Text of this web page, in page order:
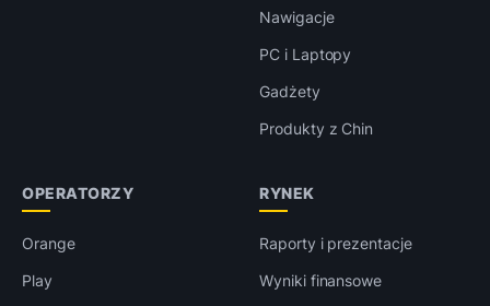
Nawigacje
PC i Laptopy
Gadżety
Produkty z Chin
OPERATORZY
Orange
Play
RYNEK
Raporty i prezentacje
Wyniki finansowe